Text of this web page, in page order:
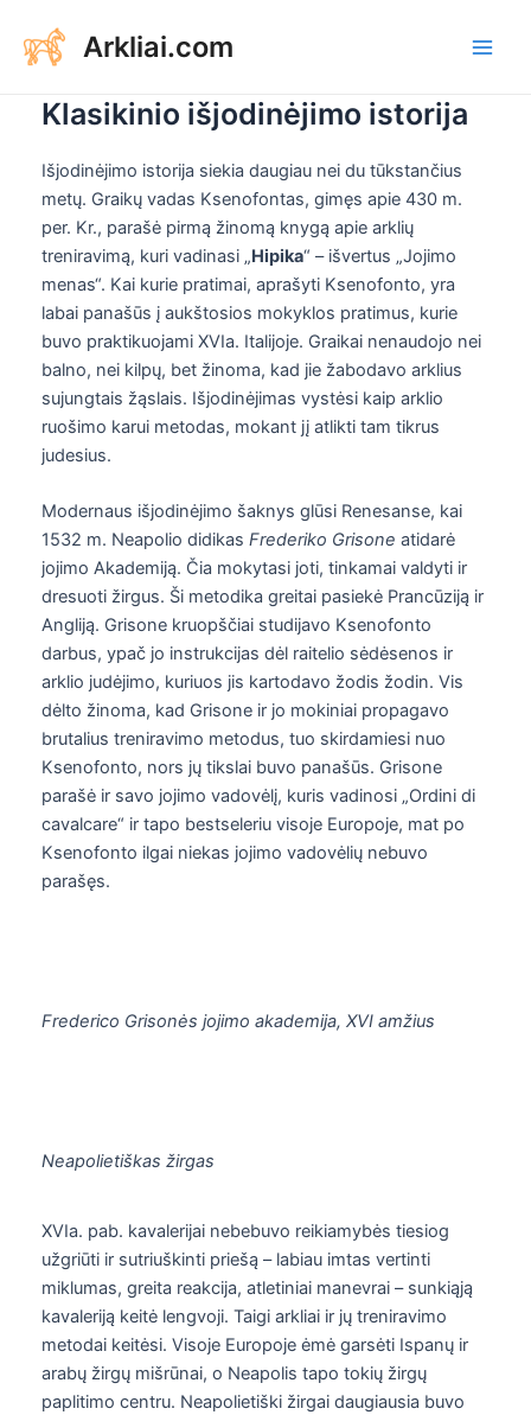
contenu
Arkliai.com
Klasikinio išjodinėjimo istorija
Išjodinėjimo istorija siekia daugiau nei du tūkstančius
metų. Graikų vadas Ksenofontas, gimęs apie 430 m.
per. Kr., parašė pirmą žinomą knygą apie arklių
treniravimą, kuri vadinasi „Hipika“ – išvertus „Jojimo
menas“. Kai kurie pratimai, aprašyti Ksenofonto, yra
labai panašūs į aukštosios mokyklos pratimus, kurie
buvo praktikuojami XVIa. Italijoje. Graikai nenaudojo nei
balno, nei kilpų, bet žinoma, kad jie žabodavo arklius
sujungtais žąslais. Išjodinėjimas vystėsi kaip arklio
ruošimo karui metodas, mokant jį atlikti tam tikrus
judesius.
Modernaus išjodinėjimo šaknys glūsi Renesanse, kai
1532 m. Neapolio didikas Frederiko Grisone atidarė
jojimo Akademiją. Čia mokytasi joti, tinkamai valdyti ir
dresuoti žirgus. Ši metodika greitai pasiekė Prancūziją ir
Angliją. Grisone kruopščiai studijavo Ksenofonto
darbus, ypač jo instrukcijas dėl raitelio sėdėsenos ir
arklio judėjimo, kuriuos jis kartodavo žodis žodin. Vis
dėlto žinoma, kad Grisone ir jo mokiniai propagavo
brutalius treniravimo metodus, tuo skirdamiesi nuo
Ksenofonto, nors jų tikslai buvo panašūs. Grisone
parašė ir savo jojimo vadovėlį, kuris vadinosi „Ordini di
cavalcare“ ir tapo bestseleriu visoje Europoje, mat po
Ksenofonto ilgai niekas jojimo vadovėlių nebuvo
parašęs.
Frederico Grisonės jojimo akademija, XVI amžius
Neapolietiškas žirgas
XVIa. pab. kavalerijai nebebuvo reikiamybės tiesiog
užgriūti ir sutriuškinti priešą – labiau imtas vertinti
miklumas, greita reakcija, atletiniai manevrai – sunkiąją
kavaleriją keitė lengvoji. Taigi arkliai ir jų treniravimo
metodai keitėsi. Visoje Europoje ėmė garsėti Ispanų ir
arabų žirgų mišrūnai, o Neapolis tapo tokių žirgų
paplitimo centru. Neapolietiški žirgai daugiausia buvo